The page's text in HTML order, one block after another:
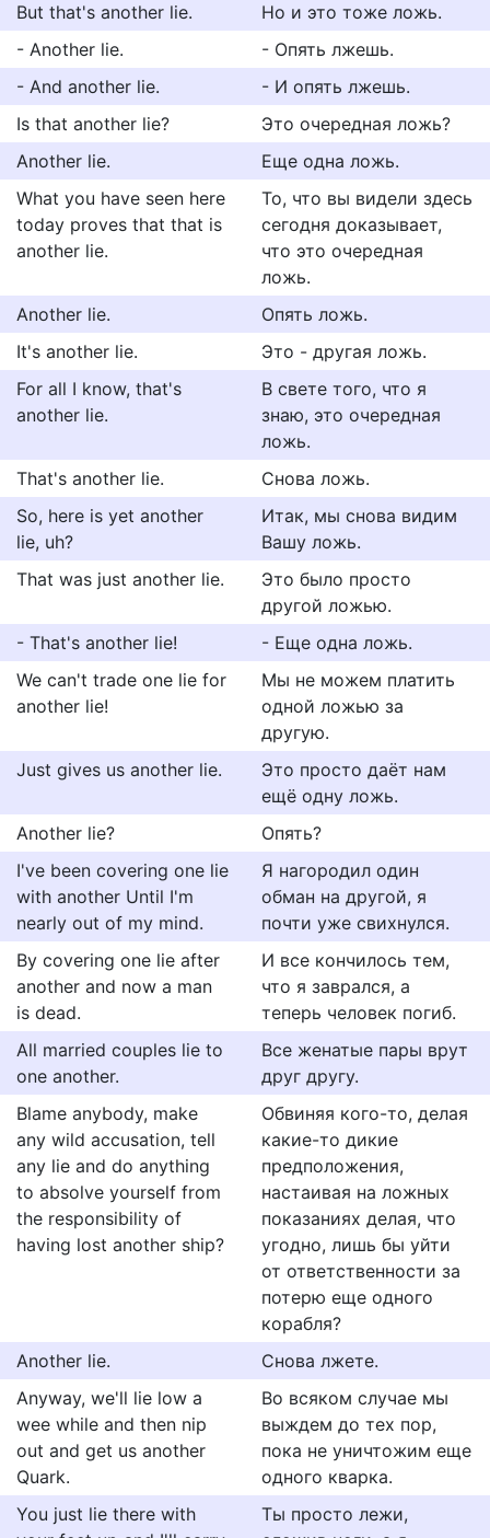
But that's another lie.
Но и это тоже ложь.
- Another lie.
- Опять лжешь.
- And another lie.
- И опять лжешь.
Is that another lie?
Это очередная ложь?
Another lie.
Еще одна ложь.
What you have seen here
today proves that that is
another lie.
То, что вы видели здесь
сегодня доказывает,
что это очередная
ложь.
Another lie.
Опять ложь.
It's another lie.
Это - другая ложь.
For all I know, that's
another lie.
В свете того, что я
знаю, это очередная
ложь.
That's another lie.
Снова ложь.
So, here is yet another
lie, uh?
Итак, мы снова видим
Вашу ложь.
That was just another lie.
Это было просто
другой ложью.
- That's another lie!
- Еще одна ложь.
We can't trade one lie for
another lie!
Мы не можем платить
одной ложью за
другую.
Just gives us another lie.
Это просто даёт нам
ещё одну ложь.
Another lie?
Опять?
I've been covering one lie
with another Until I'm
nearly out of my mind.
Я нагородил один
обман на другой, я
почти уже свихнулся.
By covering one lie after
another and now a man
is dead.
И все кончилось тем,
что я заврался, а
теперь человек погиб.
All married couples lie to
one another.
Все женатые пары врут
друг другу.
Blame anybody, make
any wild accusation, tell
any lie and do anything
to absolve yourself from
the responsibility of
having lost another ship?
Обвиняя кого-то, делая
какие-то дикие
предположения,
настаивая на ложных
показаниях делая, что
угодно, лишь бы уйти
от ответственности за
потерю еще одного
корабля?
Another lie.
Снова лжете.
Anyway, we'll lie low a
wee while and then nip
out and get us another
Quark.
Во всяком случае мы
выждем до тех пор,
пока не уничтожим еще
одного кварка.
You just lie there with
Ты просто лежи,